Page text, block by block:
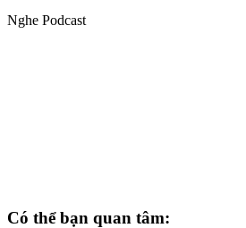
Nghe Podcast
Có thể bạn quan tâm: